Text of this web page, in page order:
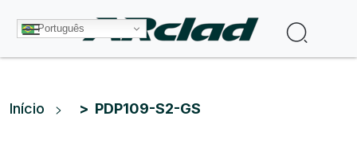
Português
Trilha de navegação
Início PDP109-S2-GS